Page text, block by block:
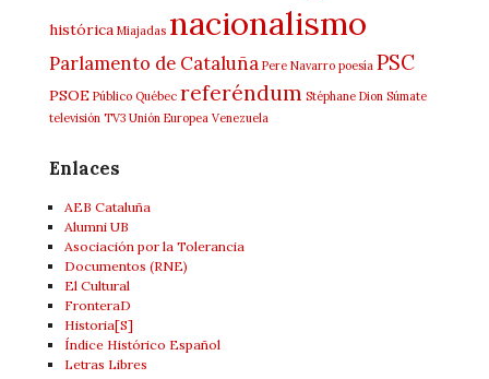
histórica Miajadas nacionalismo
Parlamento de Cataluña Pere Navarro poesía PSC
PSOE Público Québec referéndum Stéphane Dion Súmate
televisión TV3 Unión Europea Venezuela
Enlaces
AEB Cataluña
Alumni UB
Asociación por la Tolerancia
Documentos (RNE)
El Cultural
FronteraD
Historia[S]
Índice Histórico Español
Letras Libres